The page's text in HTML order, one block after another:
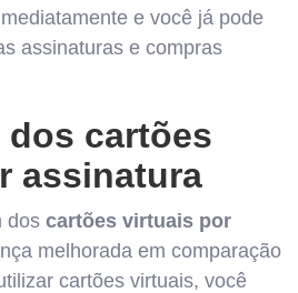
e você já pode
assinaturas e compras
dos cartões
assinatura
dos cartões virtuais por
melhorada em comparação
cartões virtuais, você